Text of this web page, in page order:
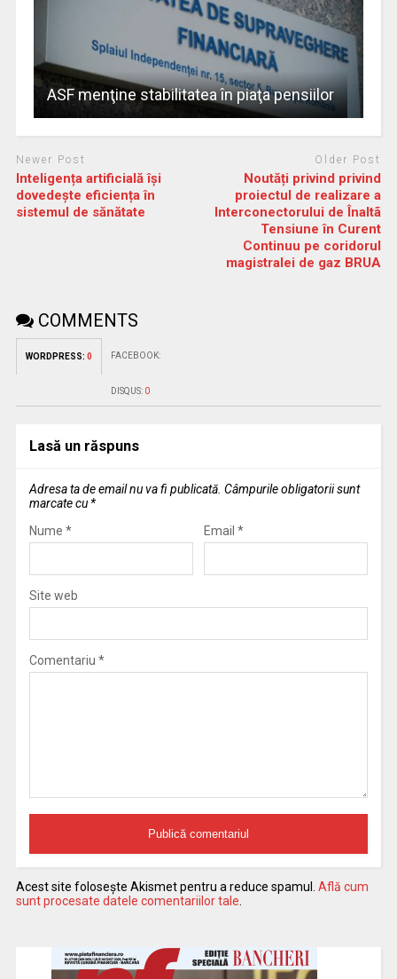
ASF menţine stabilitatea în piaţa pensiilor
Newer Post
Inteligența artificială își
dovedește eficiența în
sistemul de sănătate
Older Post
Noutăți privind privind
proiectul de realizare a
Interconectorului de Înaltã
Tensiune în Curent
Continuu pe coridorul
magistralei de gaz BRUA
COMMENTS
WORDPRESS: 0 FACEBOOK:
DISQUS: 0
Lasă un răspuns
Adresa ta de email nu va fi publicată. Câmpurile obligatorii sunt
marcate cu *
Nume * Email *
Site web
Comentariu *
Acest site folosește Akismet pentru a reduce spamul. Află cum
sunt procesate datele comentariilor tale